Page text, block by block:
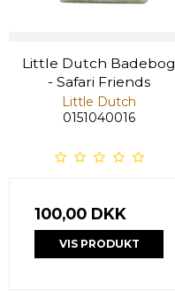
Little Dutch Badebog
- Safari Friends
Little Dutch
0151040016
100,00 DKK
VIS PRODUKT